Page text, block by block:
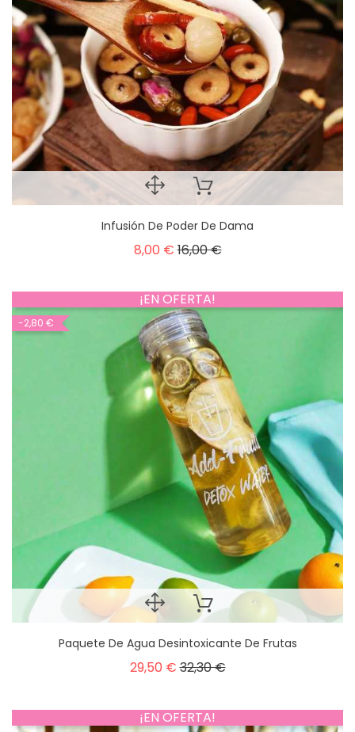
Infusión De Poder De Dama
8,00 €16,00 €
Paquete De Agua Desintoxicante De Frutas
29,50 €32,30 €
¡EN OFERTA!
-2,80 €
¡EN OFERTA!